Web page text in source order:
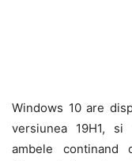
Windows 10 are
versiunea 19H1, si
ambele